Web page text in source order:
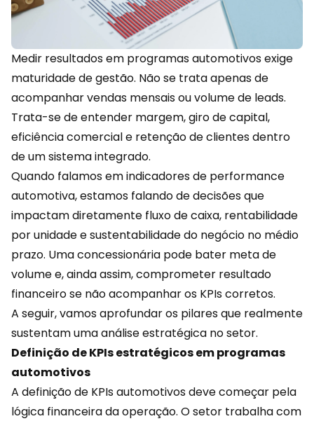
Medir resultados em programas automotivos exige
maturidade de gestão. Não se trata apenas de
acompanharvendas mensais ou volume de leads.
Trata-se de entender margem, giro de capital,
eficiência comercial e retenção de clientes dentro
de um sistema integrado.
Quando falamos em indicadores de performance
automotiva, estamos falando de decisões que
impactam diretamente fluxo de caixa, rentabilidade
por unidade esustentabilidadedo negócio no médio
prazo. Uma concessionária pode bater meta de
volume e, ainda assim, comprometer resultado
financeiro se não acompanhar os KPIs corretos.
A seguir, vamos aprofundar os pilares que realmente
sustentam uma análise estratégica no setor.
Definição de KPIs estratégicos em programas
automotivos
A definição de KPIs automotivos deve começar pela
lógica financeira da operação. O setor trabalha com